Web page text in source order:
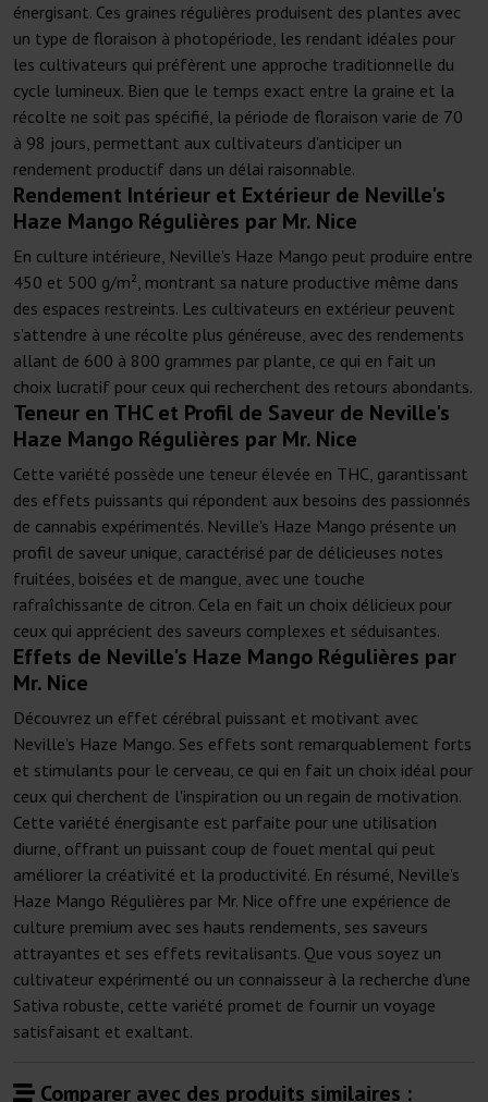
énergisant. Ces graines régulières produisent des plantes avec
un type de floraison à photopériode, les rendant idéales pour
les cultivateurs qui préfèrent une approche traditionnelle du
cycle lumineux. Bien que le temps exact entre la graine et la
récolte ne soit pas spécifié, la période de floraison varie de 70
à 98 jours, permettant aux cultivateurs d'anticiper un
rendement productif dans un délai raisonnable.
Rendement Intérieur et Extérieur de Neville's
Haze Mango Régulières par Mr. Nice
En culture intérieure, Neville's Haze Mango peut produire entre
450 et 500 g/m², montrant sa nature productive même dans
des espaces restreints. Les cultivateurs en extérieur peuvent
s'attendre à une récolte plus généreuse, avec des rendements
allant de 600 à 800 grammes par plante, ce qui en fait un
choix lucratif pour ceux qui recherchent des retours abondants.
Teneur en THC et Profil de Saveur de Neville's
Haze Mango Régulières par Mr. Nice
Cette variété possède une teneur élevée en THC, garantissant
des effets puissants qui répondent aux besoins des passionnés
de cannabis expérimentés. Neville's Haze Mango présente un
profil de saveur unique, caractérisé par de délicieuses notes
fruitées, boisées et de mangue, avec une touche
rafraîchissante de citron. Cela en fait un choix délicieux pour
ceux qui apprécient des saveurs complexes et séduisantes.
Effets de Neville's Haze Mango Régulières par
Mr. Nice
Découvrez un effet cérébral puissant et motivant avec
Neville's Haze Mango. Ses effets sont remarquablement forts
et stimulants pour le cerveau, ce qui en fait un choix idéal pour
ceux qui cherchent de l'inspiration ou un regain de motivation.
Cette variété énergisante est parfaite pour une utilisation
diurne, offrant un puissant coup de fouet mental qui peut
améliorer la créativité et la productivité. En résumé, Neville's
Haze Mango Régulières par Mr. Nice offre une expérience de
culture premium avec ses hauts rendements, ses saveurs
attrayantes et ses effets revitalisants. Que vous soyez un
cultivateur expérimenté ou un connaisseur à la recherche d'une
Sativa robuste, cette variété promet de fournir un voyage
satisfaisant et exaltant.
Comparer avec des produits similaires :